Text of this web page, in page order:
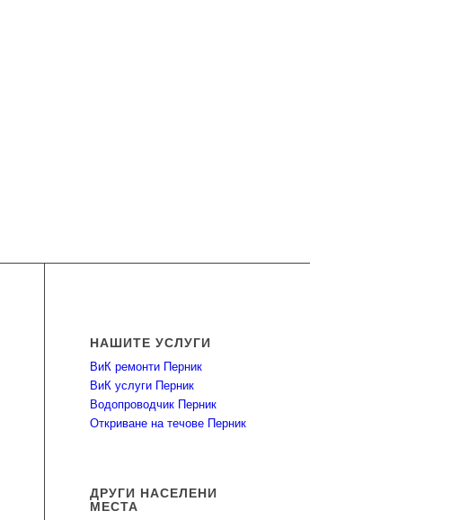
НАШИТЕ УСЛУГИ
ВиК ремонти Перник
ВиК услуги Перник
Водопроводчик Перник
Откриване на течове Перник
ДРУГИ НАСЕЛЕНИ
МЕСТА